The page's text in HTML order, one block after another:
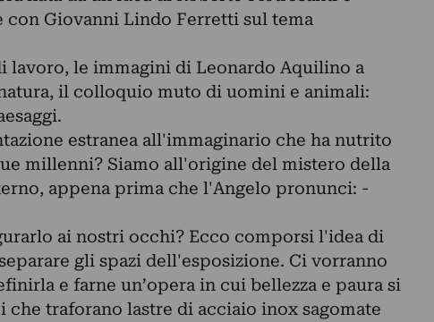
con Giovanni Lindo Ferretti sul tema
lavoro, le immagini di Leonardo Aquilino a
il colloquio muto di uomini e animali:
estranea all'immaginario che ha nutrito
millenni? Siamo all'origine del mistero della
appena prima che l'Angelo pronunci: -
ai nostri occhi? Ecco comporsi l'idea di
gli spazi dell'esposizione. Ci vorranno
e farne un’opera in cui bellezza e paura si
che traforano lastre di acciaio inox sagomate